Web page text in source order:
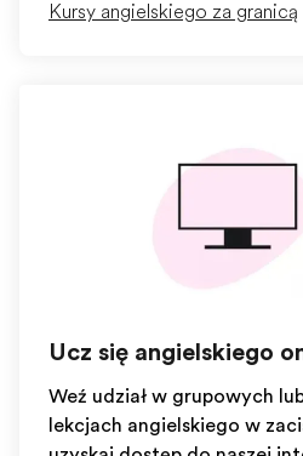
Kursy angielskiego za granicą
Ucz się angielskiego
Weź udział w grupowych
lekcjach angielskiego w